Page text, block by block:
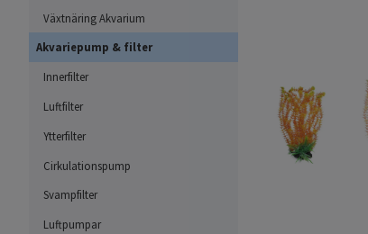
Växtnäring Akvarium
Akvariepump & filter
Innerfilter
Luftfilter
Ytterfilter
Cirkulationspump
Svampfilter
Luftpumpar